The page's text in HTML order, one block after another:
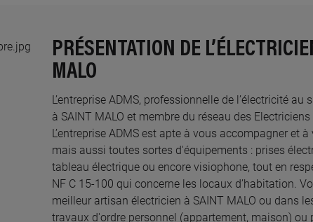
PRÉSENTATION DE
MALO
L’entreprise ADMS, professionnelle de l’électricité
à SAINT MALO et membre du réseau des
L’entreprise ADMS est apte à vous accompagner et
mais aussi toutes sortes d'équipements : prises
tableau électrique ou encore visiophone, tout en
NF C 15-100 qui concerne les locaux d’habitation.
meilleur artisan électricien à SAINT MALO ou dans
travaux d'ordre personnel (appartement, maison) ou